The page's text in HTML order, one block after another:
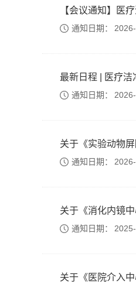
【会议通知】医
通知日期：
最新日程 | 医疗洁
通知日期：
关于《实验动物
通知日期：
关于《消化内镜
通知日期：
关于《医院介入